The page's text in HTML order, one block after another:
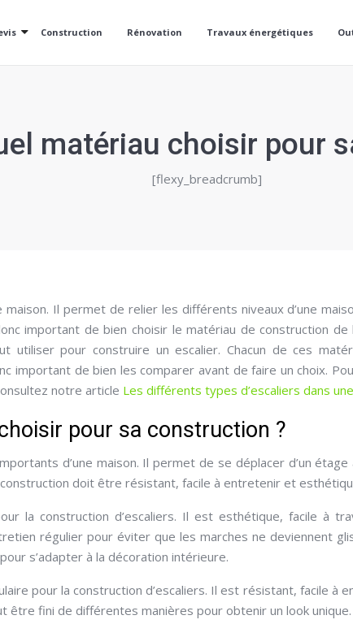
Construction Rénovation Travaux énergétiques
matériau choisir pour
[flexy_breadcrumb]
maison. Il permet de relier les différents niveaux d’une
important de bien choisir le matériau de construction de
utiliser pour construire un escalier. Chacun de ces
important de bien les comparer avant de faire un choix.
notre article Les différents types d’escaliers dans
pour sa construction ?
d’une maison. Il permet de se déplacer d’un étage
doit être résistant, facile à entretenir et
la construction d’escaliers. Il est esthétique, facile à
régulier pour éviter que les marches ne deviennent
s’adapter à la décoration intérieure.
pour la construction d’escaliers. Il est résistant, facile à
fini de différentes manières pour obtenir un look unique.